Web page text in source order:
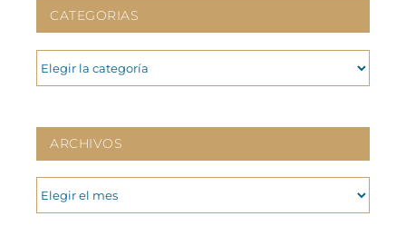
CATEGORIAS
CATEGORIAS
ARCHIVOS
ARCHIVOS